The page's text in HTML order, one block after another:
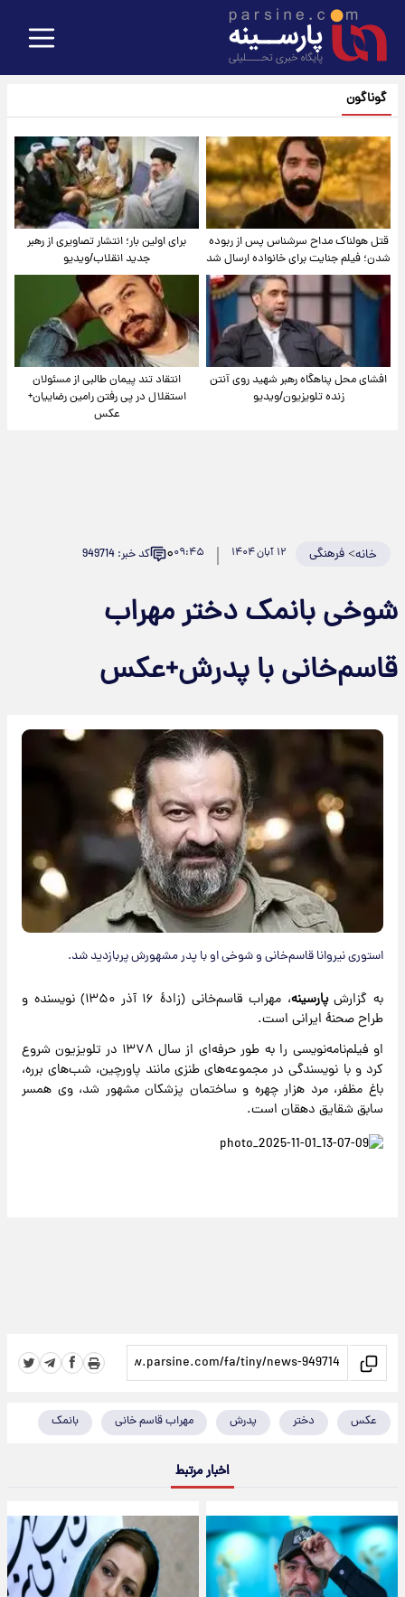
گوناگون
قتل هولناک مداح سرشناس پس از ربوده
شدن؛ فیلم جنایت برای خانواده ارسال شد
برای اولین بار؛ انتشار تصاویری از رهبر
جدید انقلاب/ویدیو
افشای محل پناهگاه‌ رهبر شهید روی آنتن
زنده تلویزیون/ویدیو
انتقاد تند پیمان طالبی از مسئولان
استقلال در پی رفتن رامین رضاییان+
عکس
خانه>فرهنگی ۱۲ آبان ۱۴۰۴ ۰۹:۴۵۰ کد خبر: 949714
شوخی بانمک دختر مهراب
قاسم‌خانی با پدرش+عکس
استوری نیروانا قاسم‌خانی و شوخی او با پدر مشهورش پربازدید شد.
به گزارشپارسینه
، مهراب قاسم‌خانی (زادهٔ ۱۶ آذر ۱۳۵۰) نویسنده و
طراح صحنهٔ ایرانی است.
او فیلم‌نامه‌نویسی را به طور حرفه‌ای از سال ۱۳۷۸ در تلویزیون شروع
کرد و با نویسندگی در مجموعه‌های طنزی مانند پاورچین، شب‌های برره،
باغ مظفر، مرد هزار چهره و ساختمان پزشکان مشهور شد، وی همسر
سابق شقایق دهقان است.
عکس دختر پدرش مهراب قاسم خانی بانمک
اخبار مرتبط